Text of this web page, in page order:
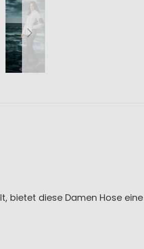
bietet diese Damen Hose